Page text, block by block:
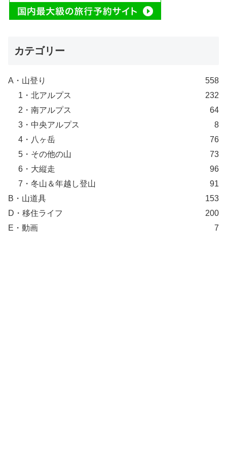
カテゴリー
A・山登り
558
1・北アルプス
232
2・南アルプス
64
3・中央アルプス
8
4・八ヶ岳
76
5・その他の山
73
6・大縦走
96
7・冬山＆年越し登山
91
B・山道具
153
D・移住ライフ
200
E・動画
7